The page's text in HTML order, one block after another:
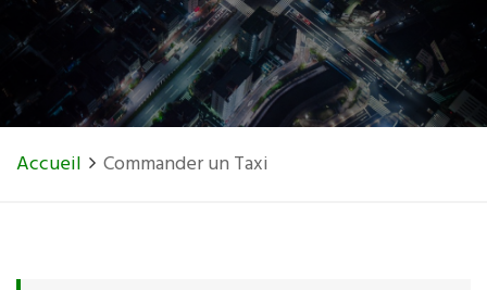
Accueil Commander un Taxi